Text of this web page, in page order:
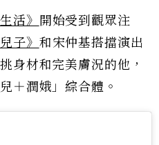
活》 開始受到觀眾注
子》 和宋仲基搭擋演出
身材和完美膚況的他，
＋潤娥」綜合體。